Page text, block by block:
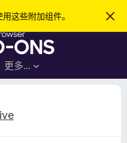
用这些附加组件。
忽
此
更多…
登录